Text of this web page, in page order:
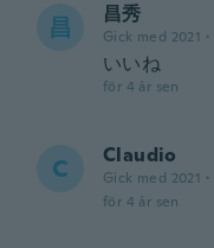
昌 昌秀
Gick med 2021 ·
いいね
för 4 år sen
C Claudio
Gick med 2021 ·
för 4 år sen